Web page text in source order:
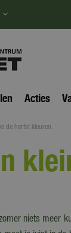
de herfst kleuren
Acties
niets meer